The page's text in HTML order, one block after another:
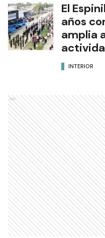
El
años
amplia
INTERIOR
Ads